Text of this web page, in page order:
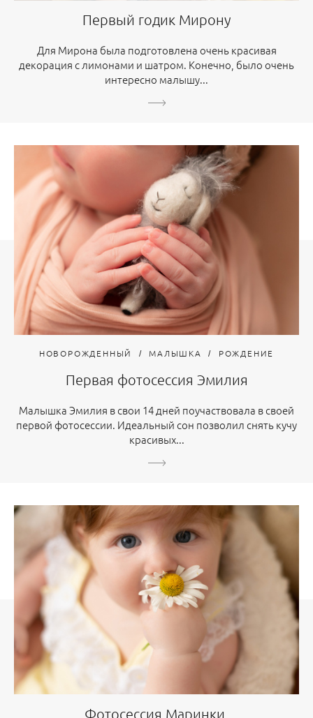
Первый годик Мирону
Для Мирона была подготовлена очень красивая
декорация с лимонами и шатром. Конечно, было очень
интересно малышу...
НОВОРОЖДЕННЫЙ МАЛЫШКА РОЖДЕНИЕ
Первая фотосессия Эмилия
Малышка Эмилия в свои 14 дней поучаствовала в своей
первой фотосессии. Идеальный сон позволил снять кучу
красивых...
Фотосессия Маринки.